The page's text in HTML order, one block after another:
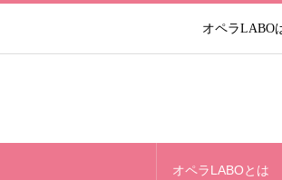
オペラLABO
オペラLABOとは